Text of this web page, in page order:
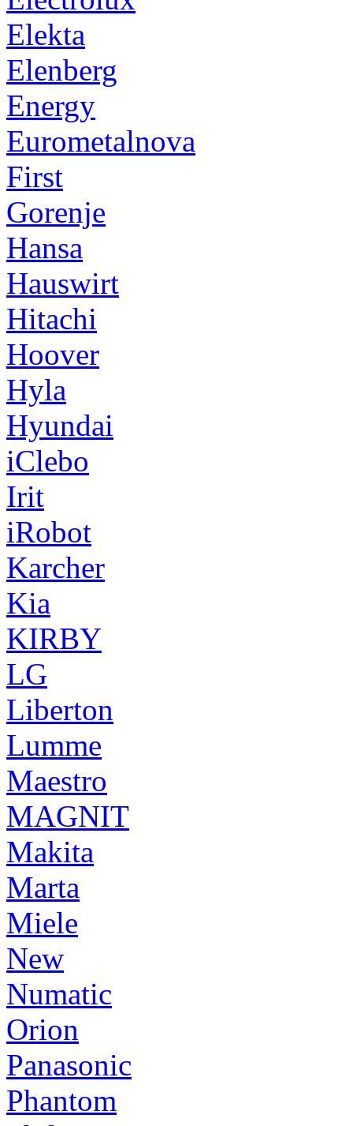
Elekta
Elenberg
Energy
Eurometalnova
First
Gorenje
Hansa
Hauswirt
Hitachi
Hoover
Hyla
Hyundai
iClebo
Irit
iRobot
Karcher
Kia
KIRBY
LG
Liberton
Lumme
Maestro
MAGNIT
Makita
Marta
Miele
New
Numatic
Orion
Panasonic
Phantom